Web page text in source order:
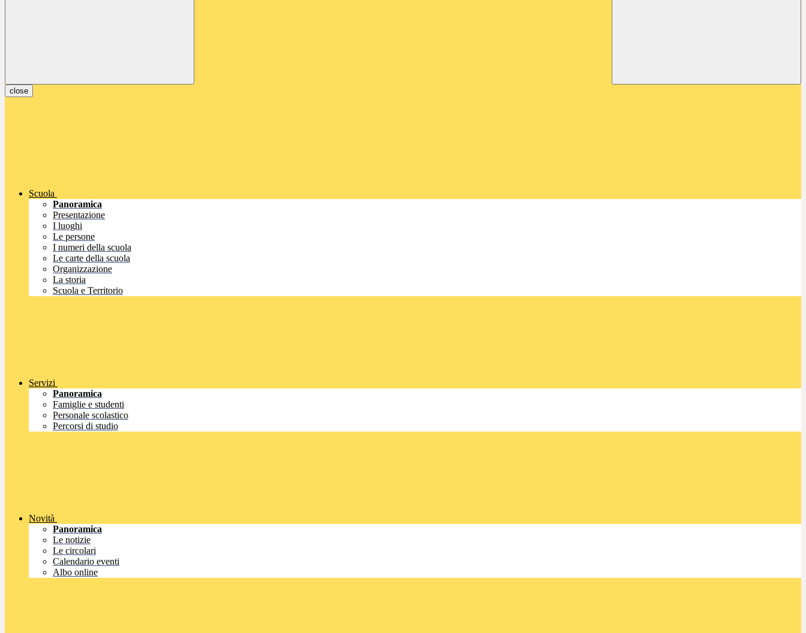
close
Scuola
Panoramica
Presentazione
I luoghi
Le persone
I numeri della scuola
Le carte della scuola
Organizzazione
La storia
Scuola e Territorio
Servizi
Panoramica
Famiglie e studenti
Personale scolastico
Percorsi di studio
Novità
Panoramica
Le notizie
Le circolari
Calendario eventi
Albo online